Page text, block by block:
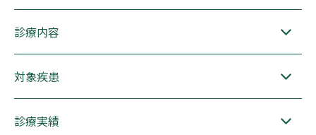
診療内容
対象疾患
診療実績